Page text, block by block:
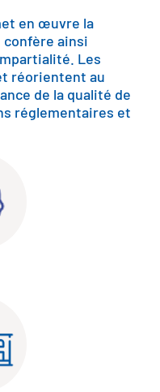
en œuvre la
ainsi
Les
réorientent au
de la qualité de
réglementaires et